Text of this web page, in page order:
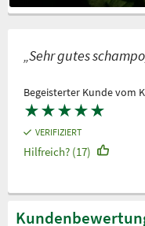
„Sehr gutes
Begeisterter Kunde vom
★★★★★
VERIFIZIERT
Hilfreich? (17)